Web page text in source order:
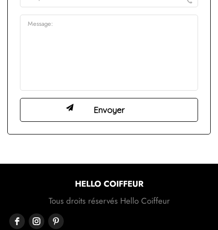
HELLO COIFFEUR
Tous droits réservés Hello Coiffeur